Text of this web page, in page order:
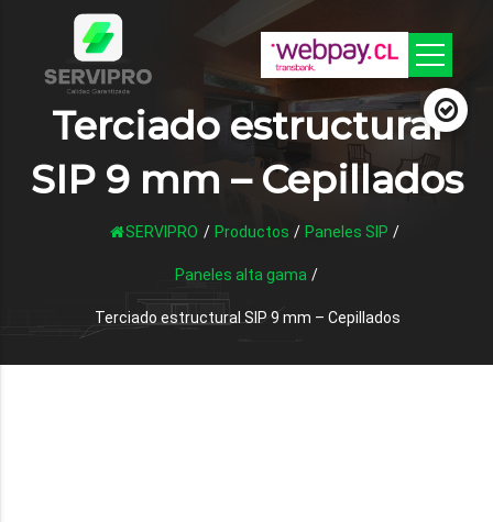
Terciado estructural
SIP 9 mm – Cepillados
SERVIPRO / Productos / Paneles SIP /
Paneles alta gama /
Terciado estructural SIP 9 mm – Cepillados